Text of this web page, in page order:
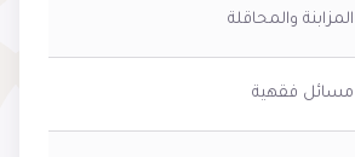
المزابنة والمحاقلة
مسائل فقهية